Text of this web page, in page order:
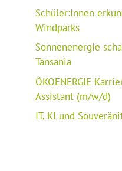
Schüler:innen
Windparks
Sonnenenergie
Tansania
ÖKOENERGIE
Assistant (m/w/d)
IT, KI und